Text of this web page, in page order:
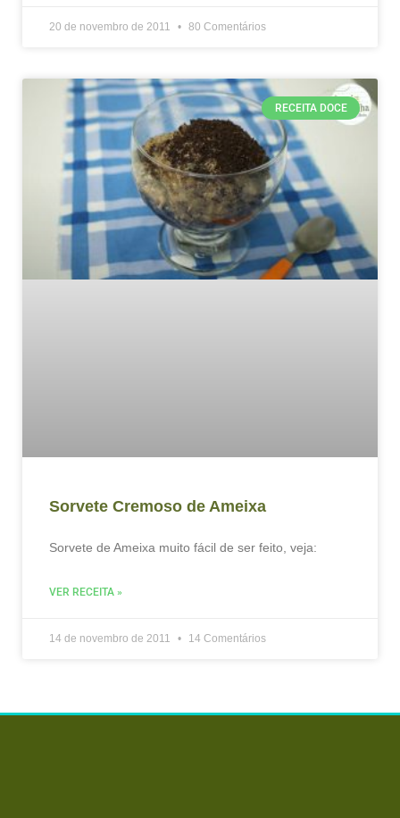
20 de novembro de 2011 80 Comentários
RECEITA DOCE
Sorvete Cremoso de Ameixa
Sorvete de Ameixa muito fácil de ser feito, veja:
VER RECEITA »
14 de novembro de 2011 14 Comentários